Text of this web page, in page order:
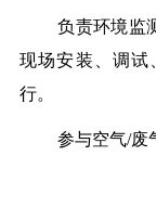
负责环境监
现场安装、调试
行。
参与空气/废